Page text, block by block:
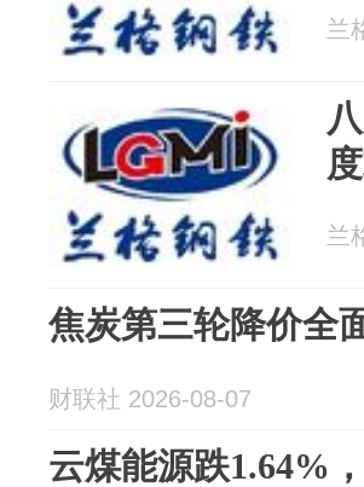
兰
兰
焦炭第三轮降价全
财联社 2026-08-07
云煤能源跌1.64%